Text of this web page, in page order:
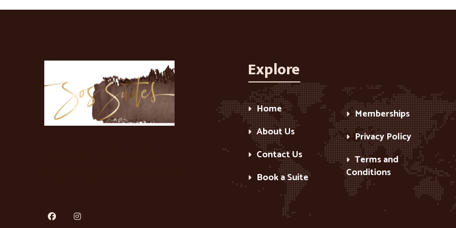
Explore
Home
About Us
Contact Us
Book a Suite
Memberships
Privacy Policy
Terms and
Conditions